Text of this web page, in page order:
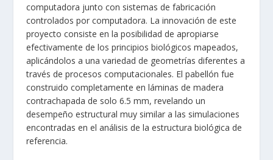
computadora junto con sistemas de fabricación
controlados por computadora. La innovación de este
proyecto consiste en la posibilidad de apropiarse
efectivamente de los principios biológicos mapeados,
aplicándolos a una variedad de geometrías diferentes a
través de procesos computacionales. El pabellón fue
construido completamente en láminas de madera
contrachapada de solo 6.5 mm, revelando un
desempeño estructural muy similar a las simulaciones
encontradas en el análisis de la estructura biológica de
referencia.